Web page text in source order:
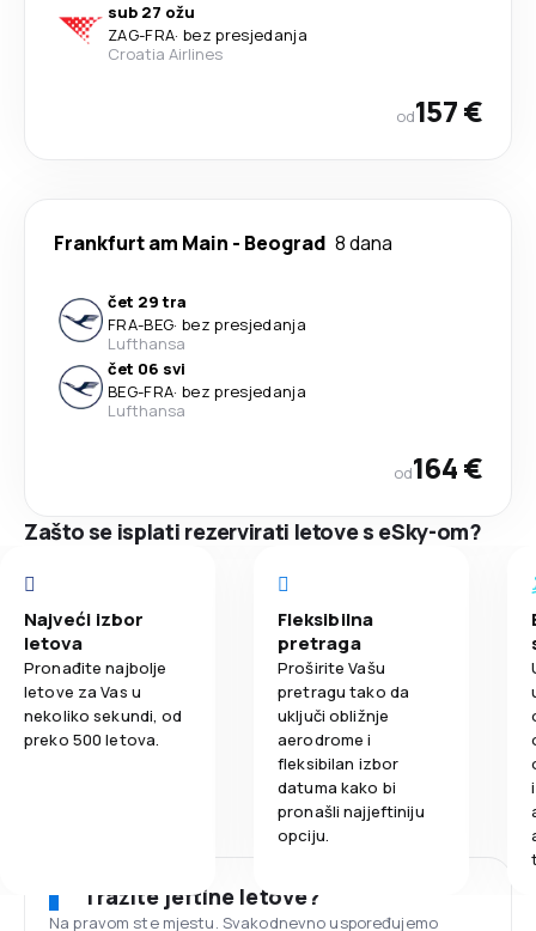
sub 27 ožu
ZAG-FRA· bez presjedanja
Croatia Airlines
od157 €
Frankfurt am Main - Beograd 8 dana
čet 29 tra
FRA-BEG· bez presjedanja
Lufthansa
čet 06 svi
BEG-FRA· bez presjedanja
Lufthansa
od164 €
Zašto se isplati rezervirati letove s eSky-om?
Najveći izbor
letova
Pronađite najbolje
letove za Vas u
nekoliko sekundi, od
preko 500 letova.
Fleksibilna
pretraga
Proširite Vašu
pretragu tako da
uključi obližnje
aerodrome i
fleksibilan izbor
datuma kako bi
pronašli najjeftiniju
opciju.
Tražite jeftine letove?
Na pravom ste mjestu. Svakodnevno uspoređujemo